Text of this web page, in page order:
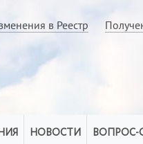
в Реестр
НОВОСТИ ВОПРОС-